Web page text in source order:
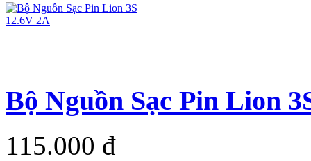
Bộ Nguồn Sạc Pin Lion
115.000 đ